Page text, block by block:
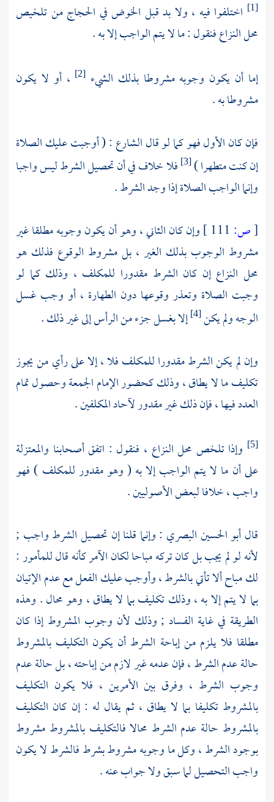
[1]
اختلفوا فيه ، ولا بد قبل الخوض في الحجاج من تلخيص
محل النزاع فنقول : ما لا يتم الواجب إلا به .
إما أن يكون وجوبه مشروطا بذلك الشيء [2]
، أو لا يكون
مشروطا به .
فإن كان الأول فهو كما لو قال الشارع : ( أوجبت عليك الصلاة
إن كنت متطهرا )[3]
فلا خلاف في أن تحصيل الشرط ليس واجبا
وإنما الواجب الصلاة إذا وجد الشرط .
[ص:
وإن كان الثاني ، وهو أن يكون وجوبه مطلقا غير
مشروط الوجوب بذلك الغير ، بل مشروط الوقوع فذلك هو
محل النزاع إن كان الشرط مقدورا للمكلف ، وذلك كما لو
وجبت الصلاة وتعذر وقوعها دون الطهارة ، أو وجب غسل
الوجه ولم يكن[4]
إلا بغسل جزء من الرأس إلى غير ذلك .
وإن لم يكن الشرط مقدورا للمكلف فلا ، إلا على رأي من يجوز
تكليف ما لا يطاق ، وذلك كحضور الإمام الجمعة وحصول تمام
العدد فيها ، فإن ذلك غير مقدور لآحاد المكلفين .
[5] وإذا تلخص محل النزاع ، فنقول : اتفق أصحابنا والمعتزلة
على أن ما لا يتم الواجب إلا به ( وهو مقدور للمكلف ) فهو
واجب ، خلافا لبعض الأصوليين .
قالأبو الحسين البصري : وإنما قلنا إن تحصيل الشرط واجب ;
لأنه لو لم يجب بل كان تركه مباحا لكان الآمر كأنه قال للمأمور :
لك مباح ألا تأتي بالشرط ، وأوجب عليك الفعل مع عدم الإتيان
بما لا يتم إلا به ، وذلك تكليف بما لا يطاق ، وهو محال . وهذه
الطريقة في غاية الفساد ; وذلك لأن وجوب المشروط إذا كان
مطلقا فلا يلزم من إباحة الشرط أن يكون التكليف بالمشروط
حالة عدم الشرط ، فإن عدمه غير لازم من إباحته ، بل حالة عدم
وجوب الشرط ، وفرق بين الأمرين ، فلا يكون التكليف
بالمشروط تكليفا بما لا يطاق ، ثم يقال له : إن كان التكليف
بالمشروط حالة عدم الشرط محالا فالتكليف بالمشروط مشروط
بوجود الشرط ، وكل ما وجوبه مشروط بشرط فالشرط لا يكون
واجب التحصيل لما سبق ولا جواب عنه .